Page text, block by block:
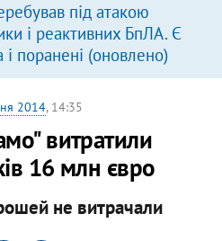
під атакою
і реактивних БпЛА. Є
і поранені (оновлено)
2014, 14:35
витратили
16 млн євро
не витрачали